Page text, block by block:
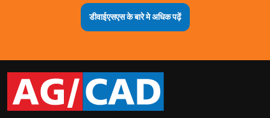
डीवाईएसएस के बारे मे अधिक पढ़ें